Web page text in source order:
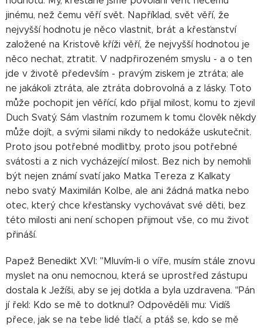
jinému, než čemu věří svět. Například, svět věří, že
nejvyšší hodnotu je něco vlastnit, brát a křesťanství
založené na Kristově kříži věří, že nejvyšší hodnotou je
něco nechat, ztratit. V nadpřirozeném smyslu - a o ten
jde v životě především - pravým ziskem je ztráta; ale
ne jakákoli ztráta, ale ztráta dobrovolná a z lásky. Toto
může pochopit jen věřící, kdo přijal milost, komu to zjevil
Duch Svatý. Sám vlastním rozumem k tomu člověk někdy
může dojít, a svými silami nikdy to nedokáže uskutečnit.
Proto jsou potřebné modlitby, proto jsou potřebné
svátosti a z nich vycházející milost. Bez nich by nemohli
být nejen známí svatí jako Matka Tereza z Kalkaty
nebo svatý Maximilán Kolbe, ale ani žádná matka nebo
otec, který chce křesťansky vychovávat své děti, bez
této milosti ani není schopen přijmout vše, co mu život
přináší.
Papež Benedikt XVI: "Mluvím-li o víře, musím stále znovu
myslet na onu nemocnou, která se uprostřed zástupu
dostala k Ježíši, aby se jej dotkla a byla uzdravena. "Pán
jí řekl: Kdo se mě to dotknul? Odpověděli mu: Vidíš
přece, jak se na tebe lidé tlačí, a ptáš se, kdo se mě